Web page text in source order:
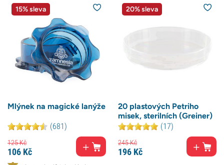
15% sleva
Mlýnek na magické lanýže
(681)
125Kč
106 Kč
20% sleva
20 plastových Petriho
misek, sterilních (Greiner)
(17)
245Kč
196 Kč